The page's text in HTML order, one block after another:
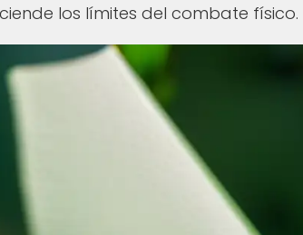
los límites del combate físico.